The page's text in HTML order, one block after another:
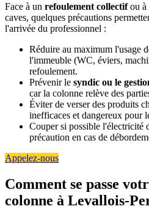
Face à un refoulement collectifou à
caves, quelques précautions
l'arrivée du professionnel :
Réduire au maximum l'usage
l'immeuble (WC, éviers,
refoulement.
Prévenir le syndic ou le
car la colonne relève des
Éviter de verser des produits
inefficaces et dangereux pour
Couper si possible l'électricité
précaution en cas de
Appelez-nous
Comment se passe
colonne à Levallois-